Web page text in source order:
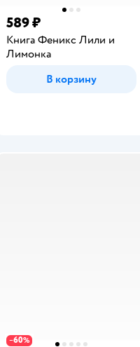
589 ₽
Книга Феникс Лили и
Лимонка
В корзину
−60%